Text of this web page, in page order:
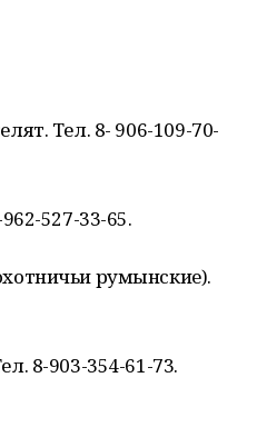
Тел. 8- 906-109-70-
527-33-65.
румынские).
8-903-354-61-73.